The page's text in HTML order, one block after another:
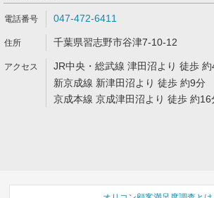
047-472-6411
千葉県習志野市谷津7-10-12
JR中央・総武線 津田沼より 徒歩 約
新京成線 新津田沼より 徒歩 約9分
京成本線 京成津田沼より 徒歩 約16